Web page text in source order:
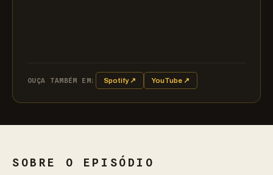
OUÇA TAMBÉM EM: Spotify ↗ YouTube ↗
SOBRE O EPISÓDIO